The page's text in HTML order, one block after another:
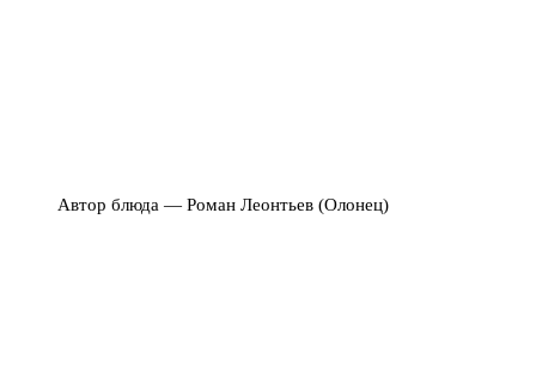
Автор блюда — Роман Леонтьев (Олонец)